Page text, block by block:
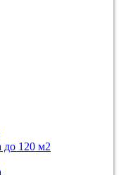
до 120 м2